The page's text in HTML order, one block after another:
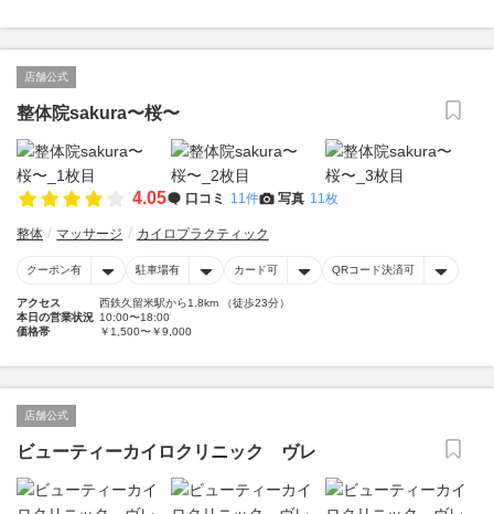
店舗公式
整体院sakura〜桜〜
4.05 口コミ 11件 写真 11枚
整体 マッサージ カイロプラクティック
クーポン有 駐車場有 カード可 QRコード決済可
アクセス
西鉄久留米駅から1.8km （徒歩23分）
本日の営業状況 10:00〜18:00
価格帯
￥1,500〜￥9,000
店舗公式
ビューティーカイロクリニック ヴレ